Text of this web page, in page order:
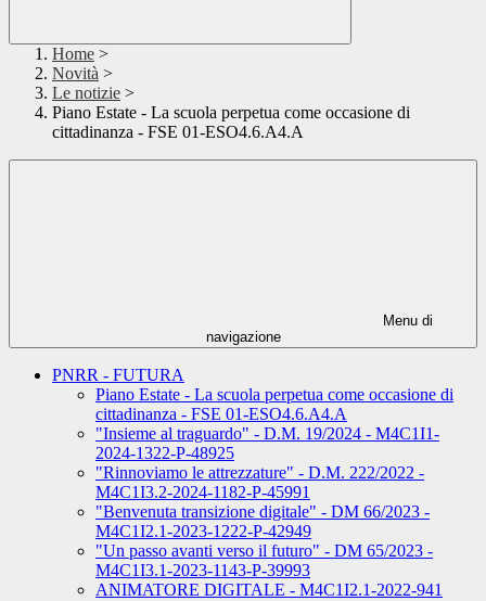
Home >
Novità >
Le notizie >
Piano Estate - La scuola perpetua come occasione di
cittadinanza - FSE 01-ESO4.6.A4.A
Menu di
navigazione
PNRR - FUTURA
Piano Estate - La scuola perpetua come occasione di
cittadinanza - FSE 01-ESO4.6.A4.A
"Insieme al traguardo" - D.M. 19/2024 - M4C1I1-
2024-1322-P-48925
"Rinnoviamo le attrezzature" - D.M. 222/2022 -
M4C1I3.2-2024-1182-P-45991
"Benvenuta transizione digitale" - DM 66/2023 -
M4C1I2.1-2023-1222-P-42949
"Un passo avanti verso il futuro" - DM 65/2023 -
M4C1I3.1-2023-1143-P-39993
ANIMATORE DIGITALE - M4C1I2.1-2022-941